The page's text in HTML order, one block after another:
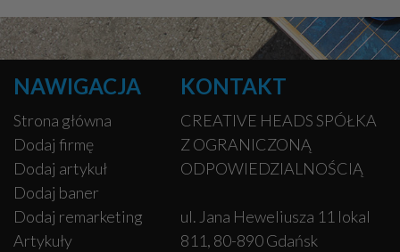
NAWIGACJA
Strona główna
Dodaj firmę
Dodaj artykuł
Dodaj baner
Dodaj remarketing
Artykuły
KONTAKT
CREATIVE HEADS SPÓŁKA
Z OGRANICZONĄ
ODPOWIEDZIALNOŚCIĄ
ul. Jana Heweliusza 11 lokal
811, 80-890 Gdańsk